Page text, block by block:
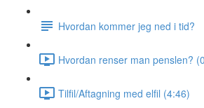
Hvordan kommer jeg ned i tid?
Hvordan renser man penslen?
Tilfil/Aftagning med elfil (4:46)